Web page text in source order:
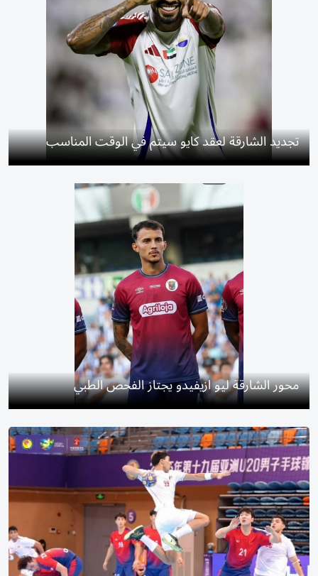
تجديد الشارقة لعقد كايو سيتم في الوقت المناسب
محور الشارقة ليو ازيفيدو يجتاز الفحص الطبي